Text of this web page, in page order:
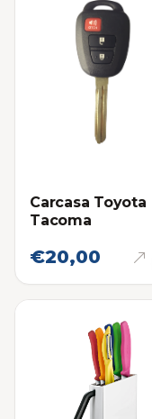
Carcasa Toyota
Tacoma
€20,00